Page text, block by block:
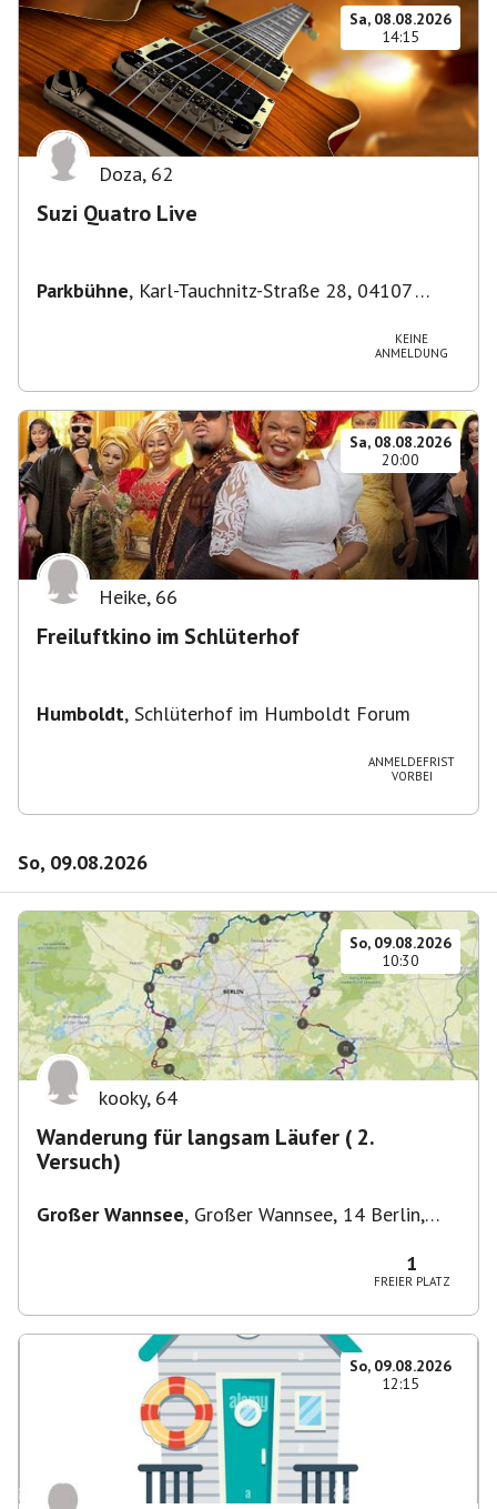
Sa, 08.08.2026
14:15
Doza, 62
Suzi Quatro Live
Parkbühne, Karl-Tauchnitz-Straße 28, 04107
KEINE
ANMELDUNG
Sa, 08.08.2026
20:00
Heike, 66
Freiluftkino im Schlüterhof
Humboldt, Schlüterhof im Humboldt Forum
ANMELDEFRIST
VORBEI
So, 09.08.2026
So, 09.08.2026
10:30
kooky, 64
Wanderung für langsam Läufer ( 2.
Versuch)
Großer Wannsee, Großer Wannsee, 14 Berlin,
1
FREIER PLATZ
So, 09.08.2026
12:15